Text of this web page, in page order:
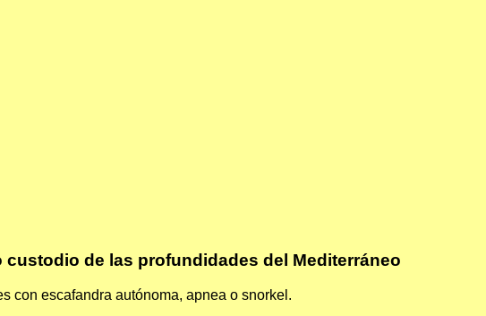
de las profundidades del Mediterráneo
con escafandra autónoma, apnea o snorkel.